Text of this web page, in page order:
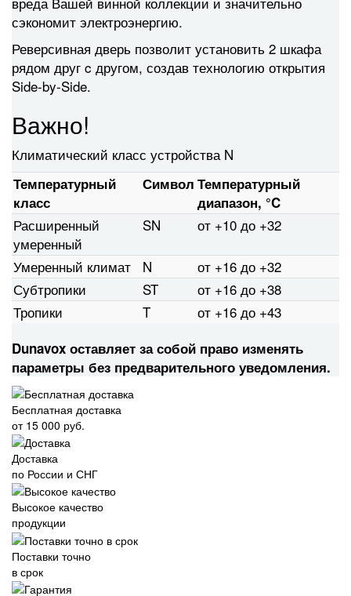
сэкономит электроэнергию.
Реверсивная дверь позволит установить 2 шкафа
рядом друг c другом, создав технологию открытия
Side-by-Side.
Важно!
Климатический класс устройства N
Температурный
класс
Символ Температурный
диапазон, °C
Расширенный
умеренный
SN от +10 до +32
Умеренный климат N
от +16 до +32
Субтропики
ST
от +16 до +38
Тропики
T от +16 до +43
Dunavox оставляет за собой право изменять
параметры без предварительного уведомления.
Бесплатная доставка
от 15 000 руб.
Доставка
по России и СНГ
Высокое качество
продукции
Поставки точно
в срок